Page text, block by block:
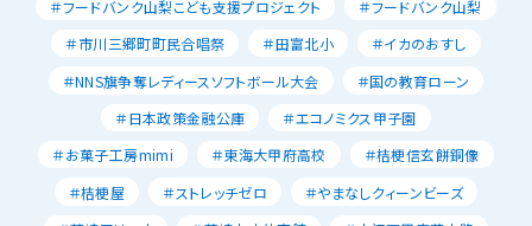
＃フードバンク山梨こども支援プロジェクト
＃フードバンク山梨
＃市川三郷町町民合唱祭
＃田富北小
＃イカのおすし
＃NNS旗争奪レディースソフトボール大会
＃国の教育ローン
＃日本政策金融公庫
＃エコノミクス甲子園
＃お菓子工房mimi
＃東海大甲府高校
＃桔梗信玄餅銅像
＃桔梗屋
＃ストレッチゼロ
＃やまなしクィーンビーズ